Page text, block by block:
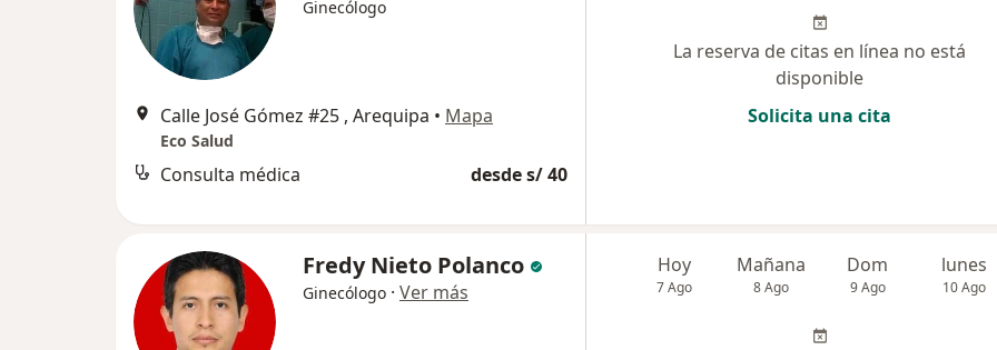
Ginecólogo
Calle José Gómez #25 , Arequipa • Mapa
Eco Salud
Consulta médica desde s/ 40
La reserva de citas en línea no está
disponible
Solicita una cita
Fredy Nieto Polanco
Ginecólogo · Ver más
Hoy
7 Ago
Mañana
8 Ago
Dom
9 Ago
lunes
10 Ago